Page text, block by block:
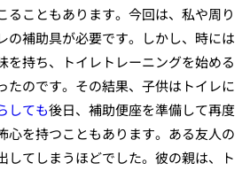
こともあります。今回は、私や周り
の補助具が必要です。しかし、時には
持ち、トイレトレーニングを始める
たのです。その結果、子供はトイレに
しても後日、補助便座を準備して再度
を持つこともあります。ある友人の
てしまうほどでした。彼の親は、ト